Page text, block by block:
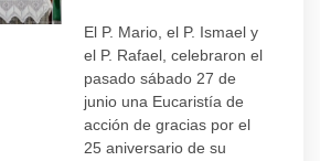
El P. Mario, el P. Ismael y
el P. Rafael, celebraron el
pasado sábado 27 de
junio una Eucaristía de
acción de gracias por el
25 aniversario de su